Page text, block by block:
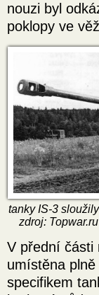
nouzi byl
poklopy ve
tanky IS-3
zdroj:
V přední části
umístěna
specifikem